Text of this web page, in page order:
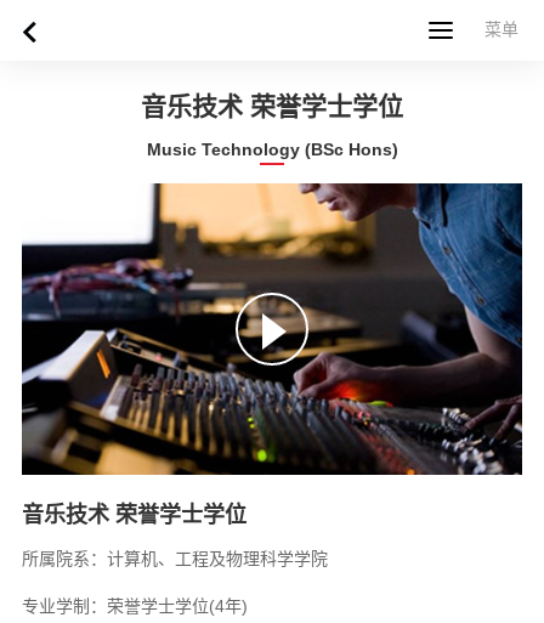
菜单
菜单
简体中文 繁體中文
关于西苏格兰大学
音乐技术 荣誉学士学位
Music Technology (BSc Hons)
音乐技术 荣誉学士学位
所属院系：计算机、工程及物理科学学院
专业学制：荣誉学士学位(4年)